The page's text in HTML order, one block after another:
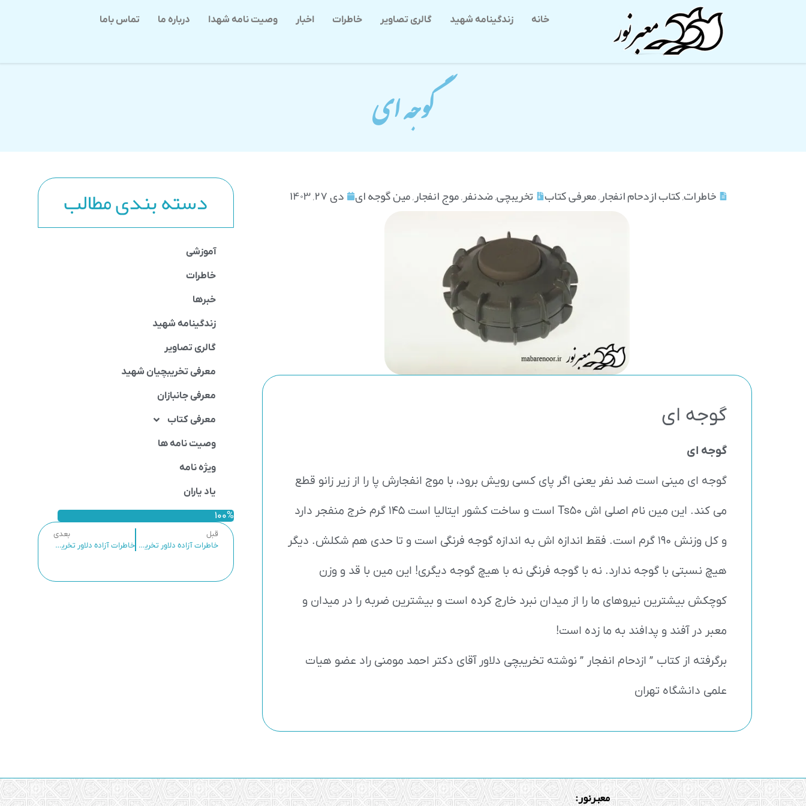
خانه زندگینامه شهید گالری تصاویر خاطرات اخبار وصیت نامه شهدا درباره ما تماس باما
گوجه ای
دسته بندی مطالب
آموزشی
خاطرات
خبرها
زندگینامه شهید
گالری تصاویر
معرفی تخریبچیان شهید
معرفی جانبازان
معرفی کتاب
وصیت نامه ها
ویژه نامه
یاد یاران
100%
قبل
خاطرات آزاده دلاور تخریبچی سعید نفر ( 15)
بعدی
خاطرات آزاده دلاور تخریبچی سعید نفر ( 16)
خاطرات,کتاب ازدحام انفجار,معرفی کتاب تخریبچی,ضدنفر,موج انفجار,مین گوجه ای دی ۲۷, ۱۴۰۳
گوجه ای
گوجه ای
گوجه ای مینی است ضد نفر یعنی اگر پای کسی رویش برود، با موج انفجارش پا را از زیر زانو قطع
می کند. این مین نام اصلی اش Ts50 است و ساخت کشور ایتالیا است 145 گرم خرج منفجر دارد
و کل وزنش 190 گرم است. فقط اندازه اش به اندازه گوجه فرنگی است و تا حدی هم شکلش. دیگر
هیچ نسبتی با گوجه ندارد. نه با گوجه فرنگی نه با هیچ گوجه دیگری! این مین با قد و وزن
کوچکش بیشترین نیروهای ما را از میدان نبرد خارج کرده است و بیشترین ضربه را در میدان و
معبر در آفند و پدافند به ما زده است!
برگرفته از کتاب ” ازدحام انفجار ” نوشته تخریبچی دلاور آقای دکتر احمد مومنی راد عضو هیات
علمی دانشگاه تهران
معبرنور: